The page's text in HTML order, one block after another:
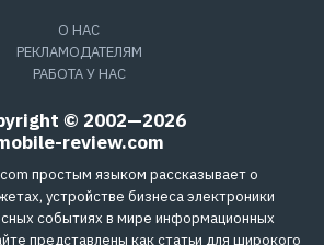
О НАС
РЕКЛАМОДАТЕЛЯМ
РАБОТА У НАС
© 2002—2026
review.com
простым языком рассказывает о
устройстве бизнеса электроники
событиях в мире информационных
представлены как статьи для широкого